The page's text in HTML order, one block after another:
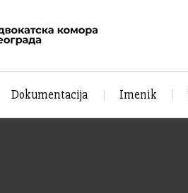
Dokumentacija Imenik